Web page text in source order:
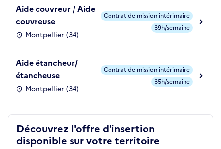
Aide couvreur / Aide
couvreuse
Montpellier (34)
Contrat de mission intérimaire
39h/semaine
Aide étancheur/
étancheuse
Montpellier (34)
Contrat de mission intérimaire
35h/semaine
Découvrez l'offre d'insertion
disponible sur votre territoire